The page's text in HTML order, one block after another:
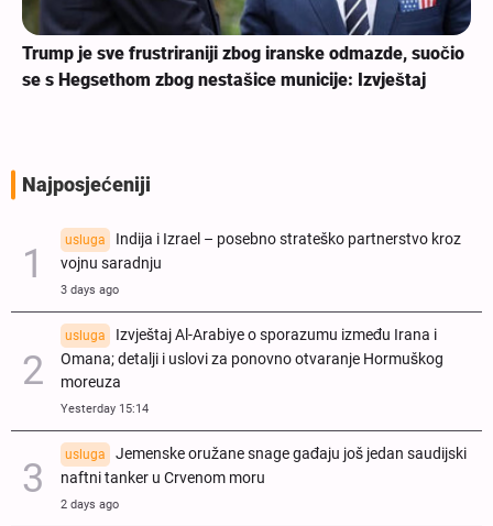
je sve frustriraniji zbog iranske odmazde, suočio
Hegsethom zbog nestašice municije: Izvještaj
Najposjećeniji
usluga
Indija i Izrael – posebno strateško partnerstvo kroz
vojnu saradnju
3 days ago
usluga
Izvještaj Al-Arabiye o sporazumu između Irana i
Omana; detalji i uslovi za ponovno otvaranje Hormuškog
moreuza
Yesterday 15:14
usluga
Jemenske oružane snage gađaju još jedan saudijski
naftni tanker u Crvenom moru
2 days ago